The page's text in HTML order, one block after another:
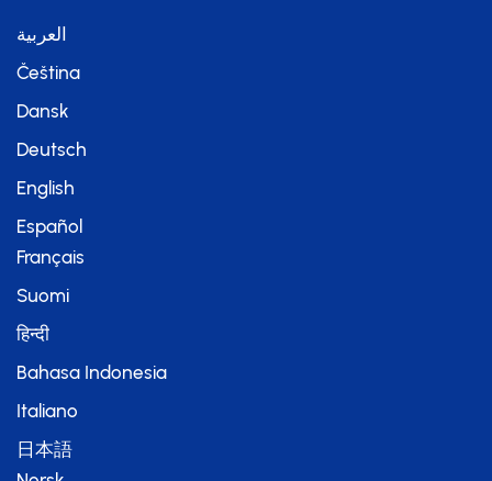
العربية
Čeština
Dansk
Deutsch
English
Español
Français
Suomi
हिन्दी
Bahasa Indonesia
Italiano
日本語